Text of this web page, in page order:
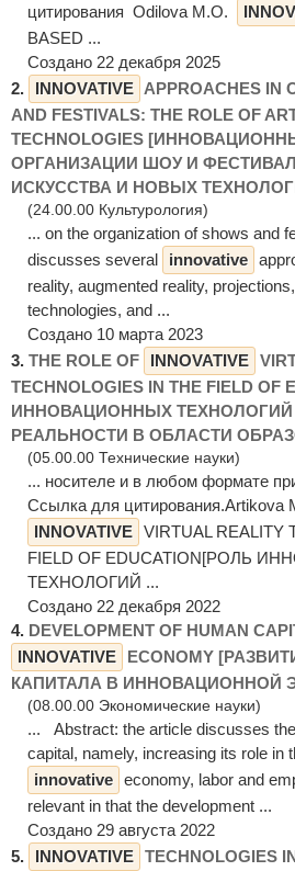
цитирования Odilova M.O.
BASED ...
Создано 22 декабря 2025
2.
INNOVATIVE APPROACHES IN
AND FESTIVALS: THE ROLE OF
TECHNOLOGIES
ОРГАНИЗАЦИИ ШОУ И
ИСКУССТВА И НОВЫХ
(24.00.00 Культурология)
... on the organization of shows and
discusses several
innovative
reality, augmented reality,
technologies, and ...
Создано 10 марта 2023
3. THE ROLE OF INNOVATIVE
TECHNOLOGIES IN THE FIELD OF
ИННОВАЦИОННЫХ ТЕХНОЛОГИЙ
РЕАЛЬНОСТИ В ОБЛАСТИ
(05.00.00 Технические науки)
... носителе и в любом формате
Ссылка для цитирования.Artikova
INNOVATIVE VIRTUAL REALITY
FIELD OF EDUCATION[РОЛЬ
ТЕХНОЛОГИЙ ...
Создано 22 декабря 2022
4. DEVELOPMENT OF HUMAN
INNOVATIVE
ECONOMY
КАПИТАЛА В ИННОВАЦИОННОЙ
(08.00.00 Экономические науки)
... Abstract: the article discusses
capital, namely, increasing its role in
innovative economy, labor and
relevant in that the development ...
Создано 29 августа 2022
5.
INNOVATIVE TECHNOLOGIES